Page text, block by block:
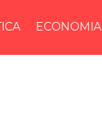
ECONOMIA